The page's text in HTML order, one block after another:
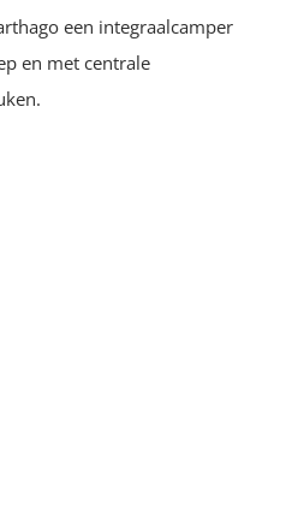
een integraalcamper
en met centrale